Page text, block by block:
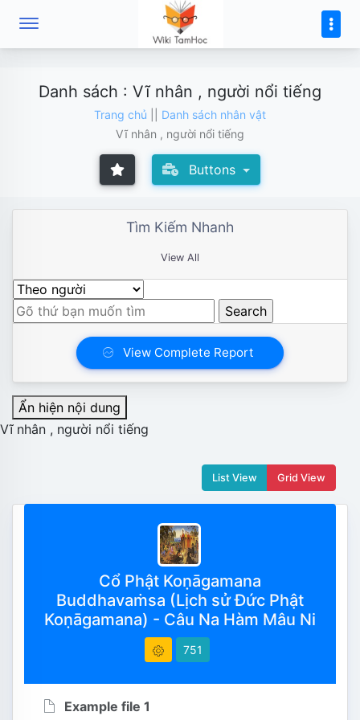
Danh sách : Vĩ nhân , người nổi tiếng
Trang chủ
Danh sách nhân vật
Vĩ nhân , người nổi tiếng
Buttons
Tìm Kiếm Nhanh
View All
View Complete Report
Ẩn hiện nội dung
Vĩ nhân , người nổi tiếng
List View Grid View
Cổ Phật Koṇāgamana
Buddhavaṁsa (Lịch sử Đức Phật
Koṇāgamana) - Câu Na Hàm Mâu Ni
751
Example file 1